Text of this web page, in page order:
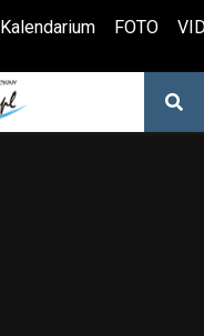
Kalendarium FOTO